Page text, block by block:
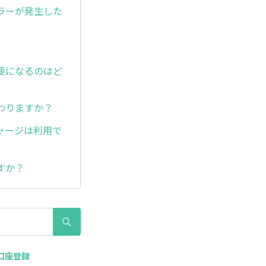
ーが発生した
になるのはど
ますか？
ージは利用で
か？
座登録